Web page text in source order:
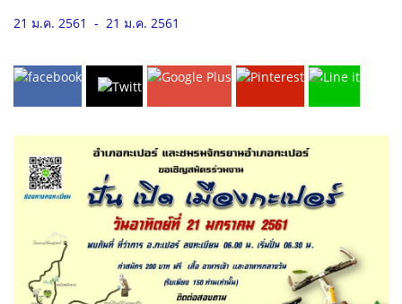
21 ม.ค. 2561 - 21 ม.ค. 2561